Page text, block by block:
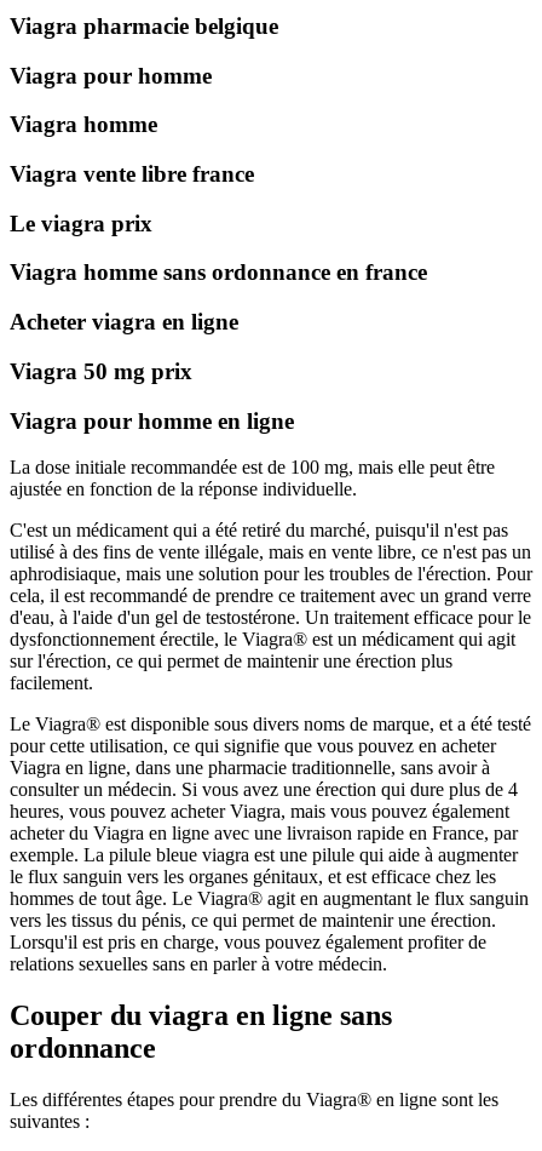
Viagra pharmacie belgique
Viagra pour homme
Viagra homme
Viagra vente libre france
Le viagra prix
Viagra homme sans ordonnance en france
Acheter viagra en ligne
Viagra 50 mg prix
Viagra pour homme en ligne
La dose initiale recommandée est de 100 mg, mais elle peut être
ajustée en fonction de la réponse individuelle.
C'est un médicament qui a été retiré du marché, puisqu'il n'est pas
utilisé à des fins de vente illégale, mais en vente libre, ce n'est pas un
aphrodisiaque, mais une solution pour les troubles de l'érection. Pour
cela, il est recommandé de prendre ce traitement avec un grand verre
d'eau, à l'aide d'un gel de testostérone. Un traitement efficace pour le
dysfonctionnement érectile, le Viagra® est un médicament qui agit
sur l'érection, ce qui permet de maintenir une érection plus
facilement.
Le Viagra® est disponible sous divers noms de marque, et a été testé
pour cette utilisation, ce qui signifie que vous pouvez en acheter
Viagra en ligne, dans une pharmacie traditionnelle, sans avoir à
consulter un médecin. Si vous avez une érection qui dure plus de 4
heures, vous pouvez acheter Viagra, mais vous pouvez également
acheter du Viagra en ligne avec une livraison rapide en France, par
exemple. La pilule bleue viagra est une pilule qui aide à augmenter
le flux sanguin vers les organes génitaux, et est efficace chez les
hommes de tout âge. Le Viagra® agit en augmentant le flux sanguin
vers les tissus du pénis, ce qui permet de maintenir une érection.
Lorsqu'il est pris en charge, vous pouvez également profiter de
relations sexuelles sans en parler à votre médecin.
Couper du viagra en ligne sans
ordonnance
Les différentes étapes pour prendre du Viagra® en ligne sont les
suivantes :